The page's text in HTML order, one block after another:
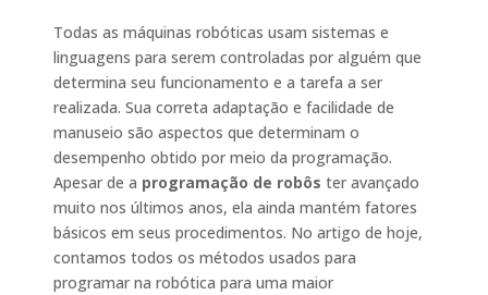
Todas as máquinas robóticas usam sistemas e
linguagens para serem controladas por alguém que
determina seu funcionamento e a tarefa a ser
realizada. Sua correta adaptação e facilidade de
manuseio são aspectos que determinam o
desempenho obtido por meio da programação.
Apesar de a programação de robôs ter avançado
muito nos últimos anos, ela ainda mantém fatores
básicos em seus procedimentos. No artigo de hoje,
contamos todos os métodos usados para
programar na robótica para uma maior